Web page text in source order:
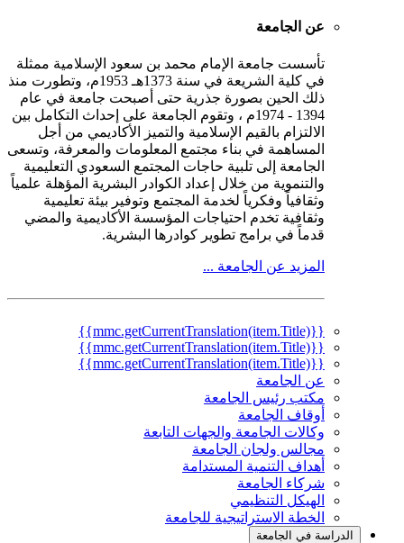
عن الجامعة
تأسست جامعة الإمام محمد بن سعود الإسلامية ممثلة
في كلية الشريعة في سنة 1373هـ 1953م، وتطورت منذ
ذلك الحين بصورة جذرية حتى أصبحت جامعة في عام
1394 - 1974م ، وتقوم الجامعة على إحداث التكامل بين
الالتزام بالقيم الإسلامية والتميز الأكاديمي من أجل
المساهمة في بناء مجتمع المعلومات والمعرفة، وتسعى
الجامعة إلى تلبية حاجات المجتمع السعودي التعليمية
والتنموية من خلال إعداد الكوادر البشرية المؤهلة علمياً
وثقافياً وفكرياً لخدمة المجتمع وتوفير بيئة تعليمية
وثقافية تخدم احتياجات المؤسسة الأكاديمية والمضي
قدماً في برامج تطوير كوادرها البشرية.
المزيد عن الجامعة ...
{{mmc.getCurrentTranslation(item.Title)}}
{{mmc.getCurrentTranslation(item.Title)}}
{{mmc.getCurrentTranslation(item.Title)}}
عن الجامعة
مكتب رئيس الجامعة
أوقاف الجامعة
وكالات الجامعة والجهات التابعة
مجالس ولجان الجامعة
أهداف التنمية المستدامة
شركاء الجامعة
الهيكل التنظيمي
الخطة الاستراتيجية للجامعة
الدراسة في الجامعة